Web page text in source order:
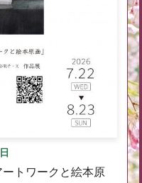
トワークと絵本原